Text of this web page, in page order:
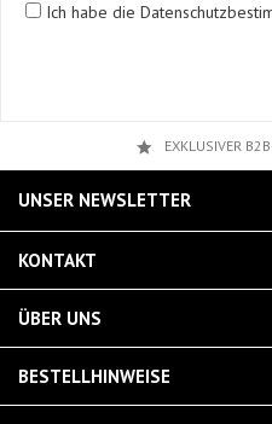
Ich habe die
EXKLUSIVER
UNSER NEWSLETTER
KONTAKT
ÜBER UNS
BESTELLHINWEISE